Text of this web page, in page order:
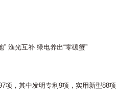
渔光互补 绿电养出“零碳蟹”
项，其中发明专利9项，实用新型88项